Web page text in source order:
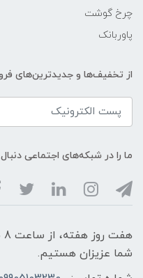
چرخ گوشت
پاوربانک
از تخفیف‌ها و جدیدترین‌های
ما را در شبکه‌های اجتماعی
شما عزیزان هستیم.